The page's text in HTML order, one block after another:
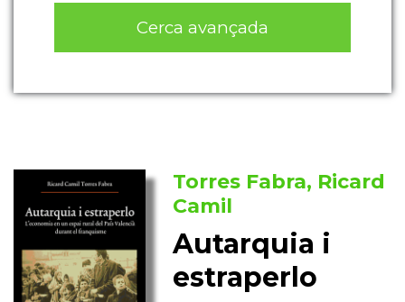
Cerca avançada
Torres Fabra, Ricard
Camil
Autarquia i
estraperlo